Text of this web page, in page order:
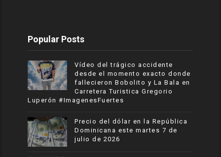
Popular Posts
Vídeo del trágico accidente
desde el momento exacto donde
fallecieron Bobolito y La Bala en
Carretera Turistica Gregorio
Luperón #ImagenesFuertes
Precio del dólar en la República
Dominicana este martes 7 de
julio de 2026